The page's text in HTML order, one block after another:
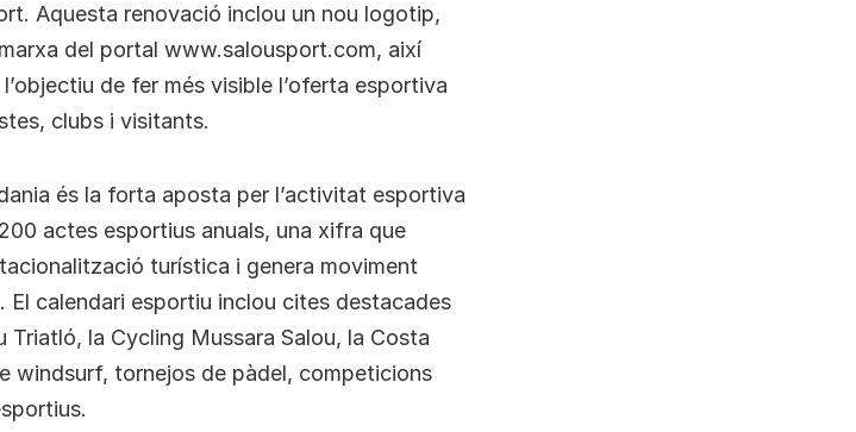
Aquesta renovació inclou un nou logotip,
del portal www.salousport.com, així
de fer més visible l’oferta esportiva
clubs i visitants.
és la forta aposta per l’activitat esportiva
actes esportius anuals, una xifra que
turística i genera moviment
calendari esportiu inclou cites destacades
Triatló, la Cycling Mussara Salou, la Costa
windsurf, tornejos de pàdel, competicions